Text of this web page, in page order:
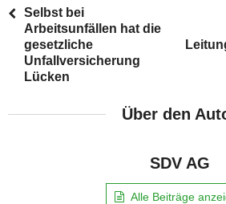
Selbst bei
Arbeitsunfällen hat die
gesetzliche
Unfallversicherung
Lücken
Über den
SDV AG
Alle Beiträge